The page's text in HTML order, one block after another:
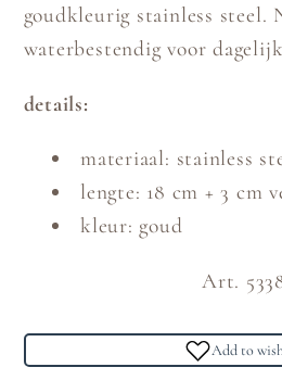
goudkleurig stainless steel.
waterbestendig voor
details:
materiaal: stainless
lengte: 18 cm + 3 cm
kleur: goud
Art.
Add to